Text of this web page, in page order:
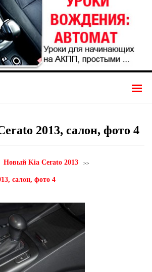
2013, салон, фото 4
Новый Kia Cerato 2013
салон, фото 4